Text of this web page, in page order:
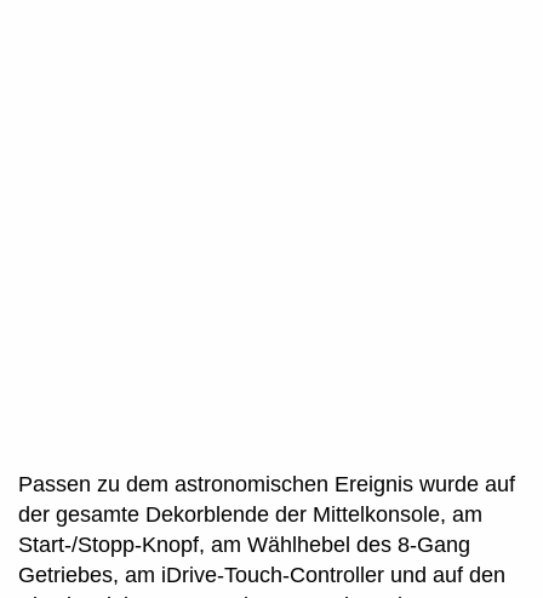
Passen zu dem astronomischen Ereignis wurde auf
der gesamte Dekorblende der Mittelkonsole, am
Start-/Stopp-Knopf, am Wählhebel des 8-Gang
Getriebes, am iDrive-Touch-Controller und auf den